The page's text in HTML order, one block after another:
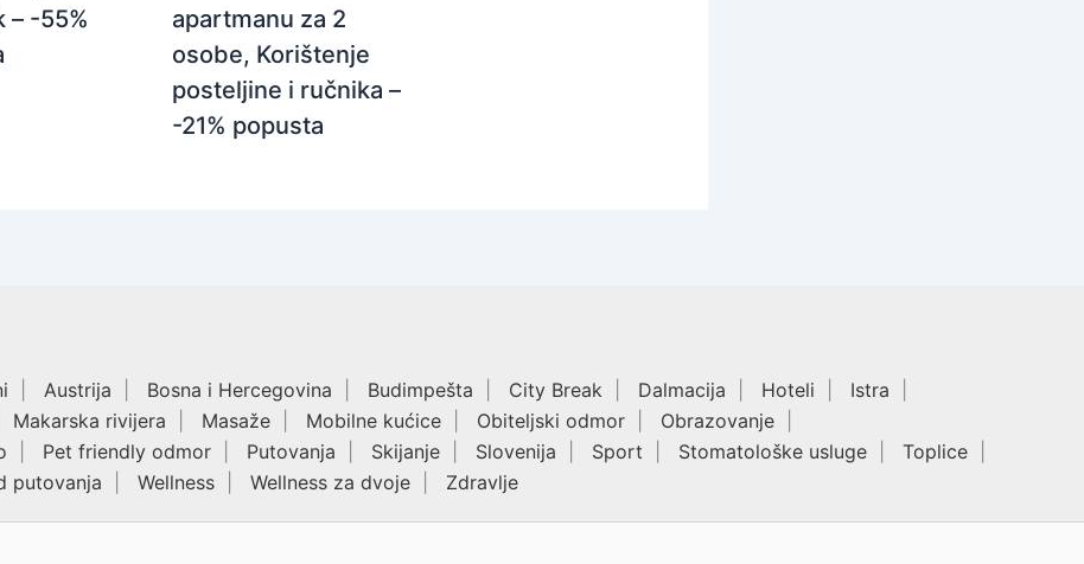
– -55%
apartmanu za 2
osobe, Korištenje
posteljine i ručnika –
-21% popusta
Austrija Bosna i Hercegovina Budimpešta City Break Dalmacija Hoteli
Istra
Makarska rivijera Masaže Mobilne kućice Obiteljski odmor
Obrazovanje
Pet friendly odmor Putovanja Skijanje Slovenija Sport Stomatološke usluge
Toplice
putovanja Wellness Wellness za dvoje Zdravlje